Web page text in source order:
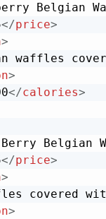
Belgian
</price>
>
waffles
>
</calories>
Belgian
</price>
>
covered
>